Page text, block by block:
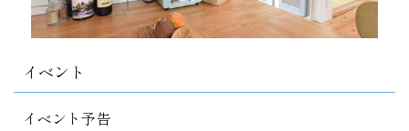
イベント
イベント予告